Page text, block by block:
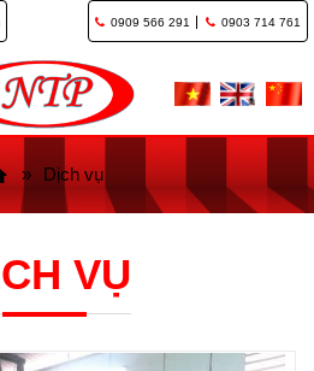
0909 566 291 0903 714 761
Dịch vụ
VỤ